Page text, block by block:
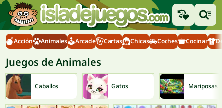
Acción Animales Arcade Cartas Chicas Coches Cocinar
Juegos de Animales
Caballos Gatos Mariposas